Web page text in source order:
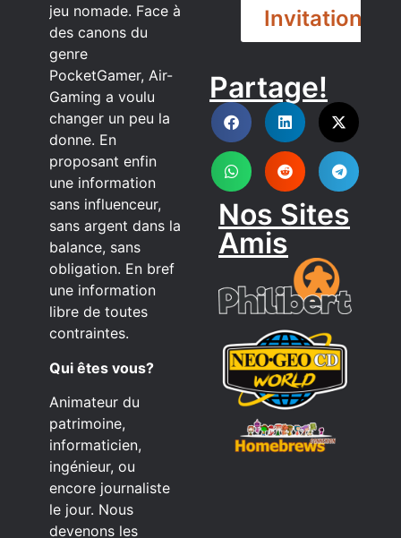
jeu nomade. Face à
des canons du
genre
PocketGamer, Air-
Gaming a voulu
changer un peu la
donne. En
proposant enfin
une information
sans influenceur,
sans argent dans la
balance, sans
obligation. En bref
une information
libre de toutes
contraintes.
Qui êtes vous?
Animateur du
patrimoine,
informaticien,
ingénieur, ou
encore journaliste
le jour. Nous
devenons les
Invitation
DISCORD
Partage!
Nos Sites
Amis